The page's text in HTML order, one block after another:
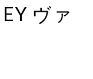
ヴァ